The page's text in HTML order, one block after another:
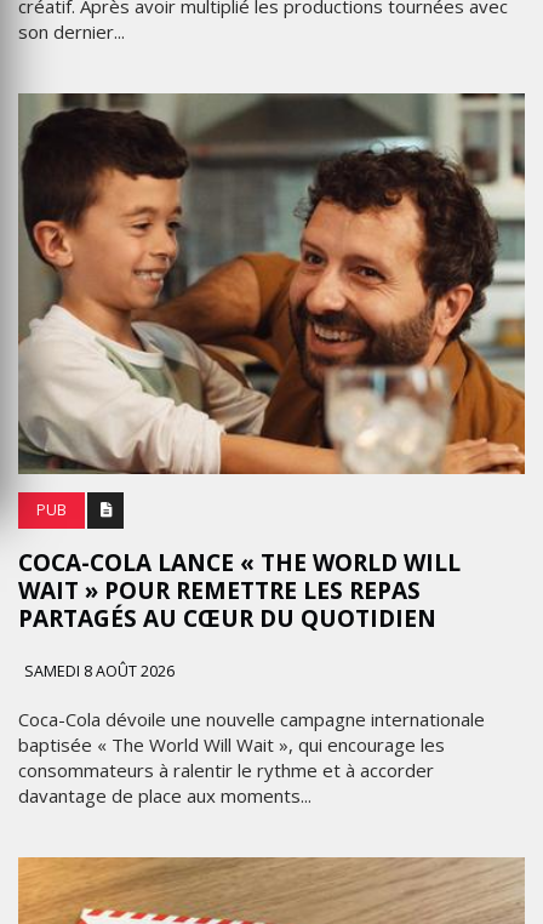
créatif. Après avoir multiplié les productions tournées avec
son dernier...
PUB
COCA-COLA LANCE « THE WORLD WILL
WAIT » POUR REMETTRE LES REPAS
PARTAGÉS AU CŒUR DU QUOTIDIEN
SAMEDI 8 AOÛT 2026
Coca-Cola dévoile une nouvelle campagne internationale
baptisée « The World Will Wait », qui encourage les
consommateurs à ralentir le rythme et à accorder
davantage de place aux moments...